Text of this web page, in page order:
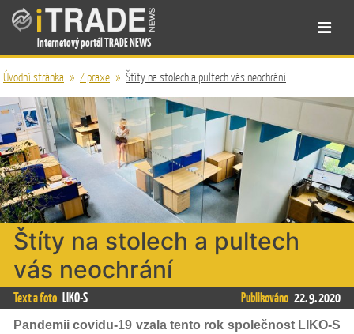
Internetový portál TRADE NEWS
Úvodní stránka » Z praxe » Štíty na stolech a pultech vás neochrání
Štíty na stolech a pultech
vás neochrání
Text a foto LIKO-S Publikováno 22. 9. 2020
Pandemii covidu-19 vzala tento rok společnost LIKO-S